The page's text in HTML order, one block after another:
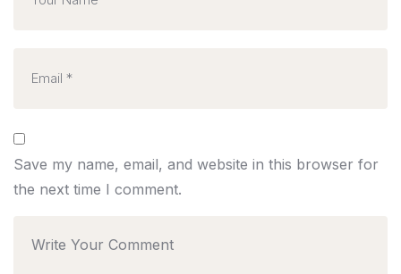
Save my name, email, and website in this browser for
the next time I comment.